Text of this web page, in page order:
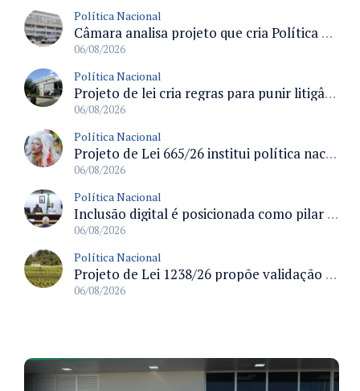
Política Nacional
Câmara analisa projeto que cria Política Nacional de Qualificação e Valorização da Preceptoria na Residência Médica
06/08/2026
Política Nacional
Projeto de lei cria regras para punir litigância abusiva reversa e integrar sistemas do Judiciário
06/08/2026
Política Nacional
Projeto de Lei 665/26 institui política nacional para prevenção ao transfeminicídio e prevê medidas de proteção e reparação
06/08/2026
Política Nacional
Inclusão digital é posicionada como pilar essencial da reurbanização de favelas e periferias
06/08/2026
Política Nacional
Projeto de Lei 1238/26 propõe validação automática do Cadastro Ambiental Rural para imóveis de até quatro módulos fiscais
06/08/2026